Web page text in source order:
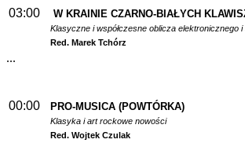
03:00 W KRAINIE CZARNO-BIAŁYCH
Klasyczne i współczesne oblicza elektronicznego
Red. Marek Tchórz
...
00:00 PRO-MUSICA (POWTÓRKA)
Klasyka i art rockowe nowości
Red. Wojtek Czulak